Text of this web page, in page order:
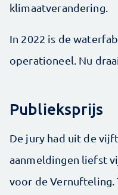
klimaatverandering.
In 2022 is de
operationeel. Nu
Publieksprijs
De jury had uit de
aanmeldingen liefst
voor de Vernufteling.